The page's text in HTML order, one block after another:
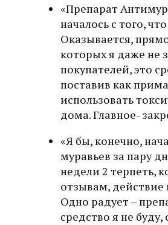
«Препарат
началось с того,
Оказывается,
которых я даже не
покупателей, это
поставив как
использовать
дома. Главное-
«Я бы, конечно,
муравьев за пару
недели 2 терпеть,
отзывам, действие
Одно радует –
средство я не